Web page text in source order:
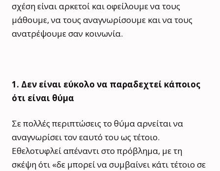
σχέση είναι αρκετοί και οφείλουμε να τους
μάθουμε, να τους αναγνωρίσουμε και να τους
ανατρέψουμε σαν κοινωνία.
1. Δεν είναι εύκολο να παραδεχτεί κάποιος
ότι είναι θύμα
Σε πολλές περιπτώσεις το θύμα αρνείται να
αναγνωρίσει τον εαυτό του ως τέτοιο.
Εθελοτυφλεί απέναντι στο πρόβλημα, με τη
σκέψη ότι «δε μπορεί να συμβαίνει κάτι τέτοιο σε